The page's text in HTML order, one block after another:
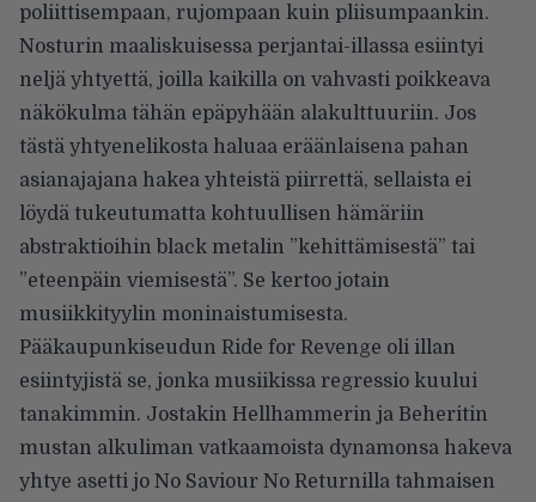
poliittisempaan, rujompaan kuin pliisumpaankin.
Nosturin maaliskuisessa perjantai-illassa esiintyi
neljä yhtyettä, joilla kaikilla on vahvasti poikkeava
näkökulma tähän epäpyhään alakulttuuriin. Jos
tästä yhtyenelikosta haluaa eräänlaisena pahan
asianajajana hakea yhteistä piirrettä, sellaista ei
löydä tukeutumatta kohtuullisen hämäriin
abstraktioihin black metalin ”kehittämisestä” tai
”eteenpäin viemisestä”. Se kertoo jotain
musiikkityylin moninaistumisesta.
Pääkaupunkiseudun Ride for Revenge oli illan
esiintyjistä se, jonka musiikissa regressio kuului
tanakimmin. Jostakin Hellhammerin ja Beheritin
mustan alkuliman vatkaamoista dynamonsa hakeva
yhtye asetti jo No Saviour No Returnilla tahmaisen